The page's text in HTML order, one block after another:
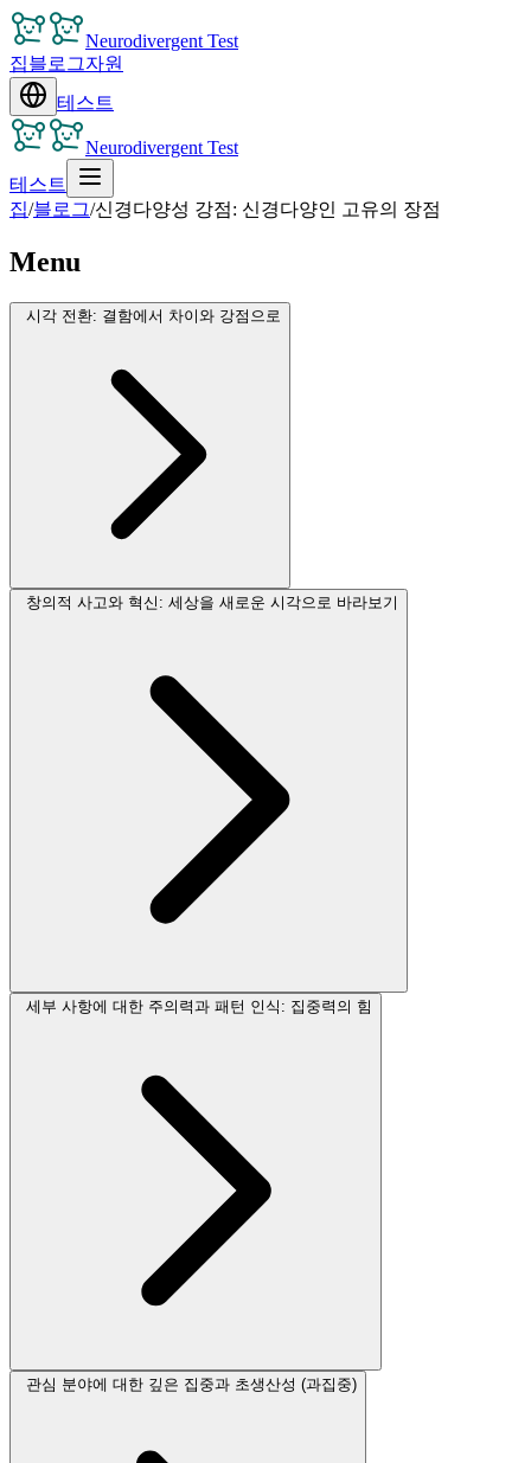
Neurodivergent Test
집블로그자원
테스트
Neurodivergent Test
테스트
집/블로그/신경다양성 강점: 신경다양인 고유의 장점
Menu
시각 전환: 결함에서 차이와 강점으로
창의적 사고와 혁신: 세상을 새로운 시각으로 바라보기
세부 사항에 대한 주의력과 패턴 인식: 집중력의 힘
관심 분야에 대한 깊은 집중과 초생산성 (과집중)